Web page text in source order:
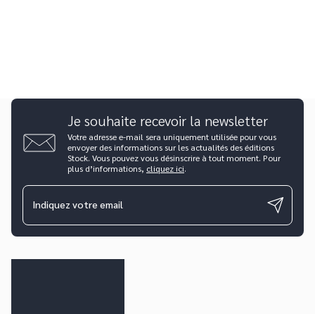
Je souhaite recevoir la newsletter
Votre adresse e-mail sera uniquement utilisée pour vous
envoyer des informations sur les actualités des éditions
Stock. Vous pouvez vous désinscrire à tout moment. Pour
plus d’informations, cliquez ici.
Indiquez votre email